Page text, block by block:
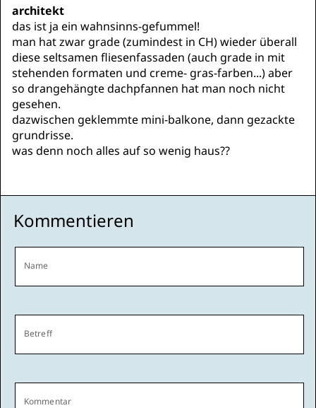
architekt
das ist ja ein wahnsinns-gefummel!
man hat zwar grade (zumindest in CH) wieder überall
diese seltsamen fliesenfassaden (auch grade in mit
stehenden formaten und creme- gras-farben...) aber
so drangehängte dachpfannen hat man noch nicht
gesehen.
dazwischen geklemmte mini-balkone, dann gezackte
grundrisse.
was denn noch alles auf so wenig haus??
Kommentieren
Name
Betreff
Kommentar